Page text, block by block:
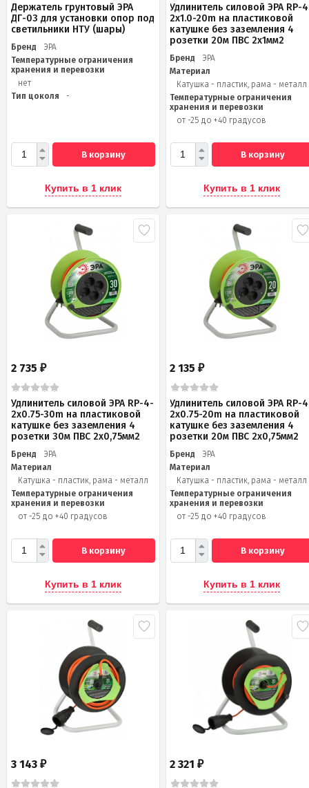
Держатель грунтовый ЭРА
ДГ-03 для установки опор под
светильники НТУ (шары)
Бренд
ЭРА
Температурные ограничения
хранения и перевозки
нет
Тип цоколя
-
В корзину
Купить в 1 клик
Удлинитель силовой ЭРА RP-
2x1.0-20m на пластиковой
катушке без заземления 4
розетки 20м ПВС 2х1мм2
Бренд
ЭРА
Материал
Катушка - пластик, рама - металл
Температурные ограничения
хранения и перевозки
от -25 до +40 градусов
В корзину
Купить в 1 клик
2 735 ₽
Удлинитель силовой ЭРА RP-4-
2x0.75-30m на пластиковой
катушке без заземления 4
розетки 30м ПВС 2х0,75мм2
Бренд
ЭРА
Материал
Катушка - пластик, рама - металл
Температурные ограничения
хранения и перевозки
от -25 до +40 градусов
В корзину
Купить в 1 клик
2 135₽
Удлинитель силовой ЭРА RP-
2x0.75-20m на пластиковой
катушке без заземления 4
розетки 20м ПВС 2х0,75мм2
Бренд
ЭРА
Материал
Катушка - пластик, рама - металл
Температурные ограничения
хранения и перевозки
от -25 до +40 градусов
В корзину
Купить в 1 клик
3 143 ₽ 2 321₽